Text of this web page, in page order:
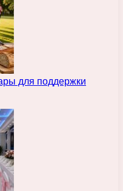
для поддержки